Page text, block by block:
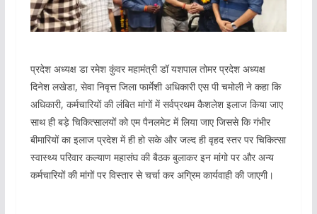
प्रदेश अध्यक्ष डा रमेश कुंवर महामंत्री डॉ यशपाल तोमर प्रदेश अध्यक्ष
दिनेश लखेडा, सेवा निवृत्त जिला फार्मेशी अधिकारी एस पी चमोली ने कहा कि
अधिकारी, कर्मचारियों की लंबित मांगों में सर्वप्रथम कैशलेश इलाज किया जाए
साथ ही बड़े चिकित्सालयों को एम पैनलमेट में लिया जाए जिससे कि गंभीर
बीमारियों का इलाज प्रदेश में ही हो सके और जल्द ही वृहद स्तर पर चिकित्सा
स्वास्थ्य परिवार कल्याण महासंघ की बैठक बुलाकर इन मांगो पर और अन्य
कर्मचारियों की मांगों पर विस्तार से चर्चा कर अग्रिम कार्यवाही की जाएगी।